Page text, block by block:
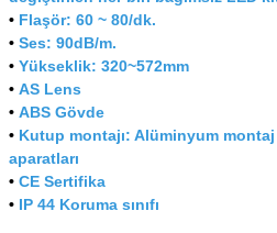
• Flaşör: 60 ~ 80/dk.
• Ses: 90dB/m.
• Yükseklik: 320~572mm
• AS Lens
• ABS Gövde
• Kutup montajı: Alüminyum
aparatları
• CE Sertifika
• IP 44 Koruma sınıfı